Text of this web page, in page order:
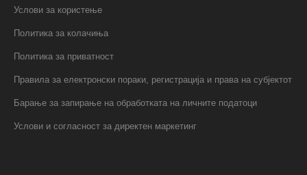
Услови за користење
Политика за колачиња
Политика за приватност
Правила за електронски пораки, регистрација и права на субјектот
Барање за запирање на обработката на личните податоци
Услови и согласност за директен маркетинг